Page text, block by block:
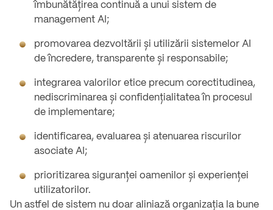
îmbunătățirea continuă a unui sistem de
management AI;
promovarea dezvoltării și utilizării sistemelor AI
de încredere, transparente și responsabile;
integrarea valorilor etice precum corectitudinea,
nediscriminarea și confidențialitatea în procesul
de implementare;
identificarea, evaluarea și atenuarea riscurilor
asociate AI;
prioritizarea siguranței oamenilor și experienței
utilizatorilor.
Un astfel de sistem nu doar aliniază organizația la bune